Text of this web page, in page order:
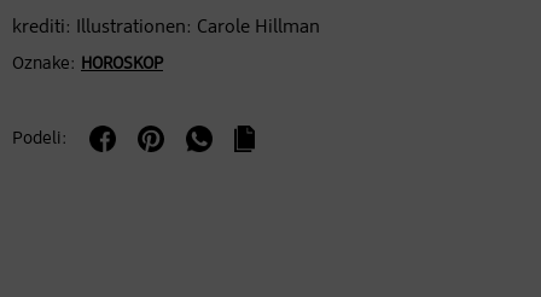
krediti: Illustrationen: Carole Hillman
Oznake: HOROSKOP
Podeli: